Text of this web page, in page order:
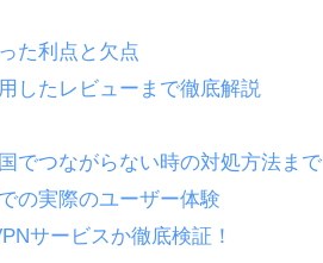
た利点と欠点
したレビューまで徹底解説
でつながらない時の対処方法まで
の実際のユーザー体験
サービスか徹底検証！